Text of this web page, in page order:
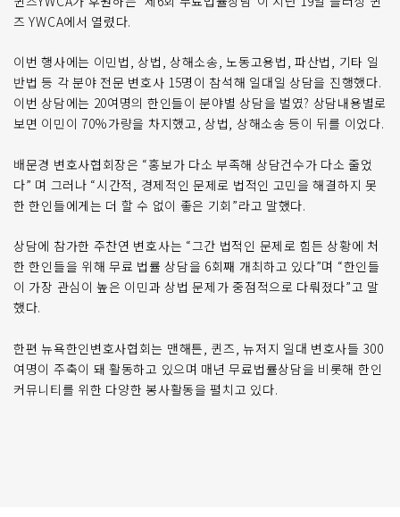
즈 YWCA에서 열렸다.
이번 행사에는 이민법, 상법, 상해소송, 노동고용법, 파산법, 기타 일
반법 등 각 분야 전문 변호사 15명이 참석해 일대일 상담을 진행했다.
이번 상담에는 20여명의 한인들이 분야별 상담을 벌였? 상담내용별로
보면 이민이 70%가량을 차지했고, 상법, 상해소송 등이 뒤를 이었다.
배문경 변호사협회장은 “홍보가 다소 부족해 상담건수가 다소 줄었
다” 며 그러나 “시간적, 경제적인 문제로 법적인 고민을 해결하지 못
한 한인들에게는 더 할 수 없이 좋은 기회”라고 말했다.
상담에 참가한 주찬연 변호사는 “그간 법적인 문제로 힘든 상황에 처
한 한인들을 위해 무료 법률 상담을 6회째 개최하고 있다”며 “한인들
이 가장 관심이 높은 이민과 상법 문제가 중점적으로 다뤄졌다”고 말
했다.
한편 뉴욕한인변호사협회는 맨해튼, 퀸즈, 뉴저지 일대 변호사들 300
여명이 주축이 돼 활동하고 있으며 매년 무료법률상담을 비롯해 한인
커뮤니티를 위한 다양한 봉사활동을 펼치고 있다.